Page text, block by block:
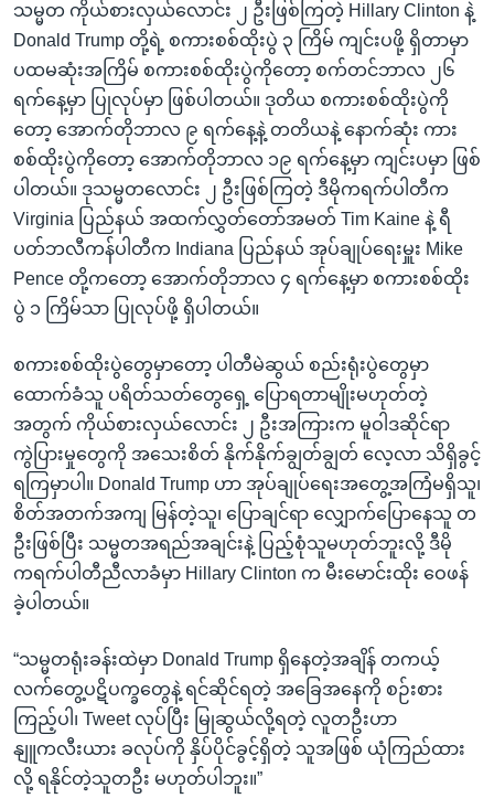
သမ္မတ ကိုယ်စားလှယ်လောင်း ၂ ဦးဖြစ်ကြတဲ့ Hillary Clinton နဲ့
Donald Trump တို့ရဲ့ စကားစစ်ထိုးပွဲ ၃ ကြိမ် ကျင်းပဖို့ ရှိတာမှာ
ပထမဆုံးအကြိမ် စကားစစ်ထိုးပွဲကိုတော့ စက်တင်ဘာလ ၂၆
ရက်နေ့မှာ ပြုလုပ်မှာ ဖြစ်ပါတယ်။ ဒုတိယ စကားစစ်ထိုးပွဲကို
တော့ အောက်တိုဘာလ ၉ ရက်နေ့နဲ့ တတိယနဲ့ နောက်ဆုံး ကား
စစ်ထိုးပွဲကိုတော့ အောက်တိုဘာလ ၁၉ ရက်နေ့မှာ ကျင်းပမှာ ဖြစ်
ပါတယ်။ ဒုသမ္မတလောင်း ၂ ဦးဖြစ်ကြတဲ့ ဒီမိုကရက်ပါတီက
Virginia ပြည်နယ် အထက်လွှတ်တော်အမတ် Tim Kaine နဲ့ ရီ
ပတ်ဘလီကန်ပါတီက Indiana ပြည်နယ် အုပ်ချုပ်ရေးမှူး Mike
Pence တို့ကတော့ အောက်တိုဘာလ ၄ ရက်နေ့မှာ စကားစစ်ထိုး
ပွဲ ၁ ကြိမ်သာ ပြုလုပ်ဖို့ ရှိပါတယ်။
စကားစစ်ထိုးပွဲတွေမှာတော့ ပါတီမဲဆွယ် စည်းရုံးပွဲတွေမှာ
ထောက်ခံသူ ပရိတ်သတ်တွေရှေ့ ပြောရတာမျိုးမဟုတ်တဲ့
အတွက် ကိုယ်စားလှယ်လောင်း ၂ ဦးအကြားက မူဝါဒဆိုင်ရာ
ကွဲပြားမှုတွေကို အသေးစိတ် နိုက်နိုက်ချွတ်ချွတ် လေ့လာ သိရှိခွင့်
ရကြမှာပါ။ Donald Trump ဟာ အုပ်ချုပ်ရေးအတွေ့အကြံမရှိသူ၊
စိတ်အတက်အကျ မြန်တဲ့သူ၊ ပြောချင်ရာ လျှောက်ပြောနေသူ တ
ဦးဖြစ်ပြီး သမ္မတအရည်အချင်းနဲ့ ပြည့်စုံသူမဟုတ်ဘူးလို့ ဒီမို
ကရက်ပါတီညီလာခံမှာ Hillary Clinton က မီးမောင်းထိုး ဝေဖန်
ခဲ့ပါတယ်။
“သမ္မတရုံးခန်းထဲမှာ Donald Trump ရှိနေတဲ့အချိန် တကယ့်
လက်တွေ့ပဋိပက္ခတွေနဲ့ ရင်ဆိုင်ရတဲ့ အခြေအနေကို စဉ်းစား
ကြည့်ပါ၊ Tweet လုပ်ပြီး မြုဆွယ်လို့ရတဲ့ လူတဦးဟာ
နျူကလီးယား ခလုပ်ကို နှိပ်ပိုင်ခွင့်ရှိတဲ့ သူအဖြစ် ယုံကြည်ထား
လို့ ရနိုင်တဲ့သူတဦး မဟုတ်ပါဘူး။”